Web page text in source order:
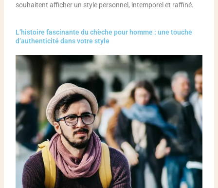
souhaitent afficher un style personnel, intemporel et raffiné.
L’histoire fascinante du chèche pour homme : une touche
d’authenticité dans votre style